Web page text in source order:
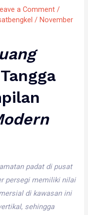
a Comment /
/November
padat di pusat
persegi memiliki nilai
di kawasan ini
, sehingga